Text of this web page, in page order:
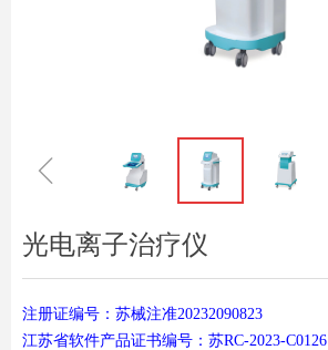
ꁆ
光电离子治疗仪
注册证编号：苏械注准20232090823
江苏省软件产品证书编号：苏RC-2023-C0126